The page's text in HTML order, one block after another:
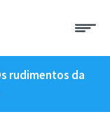
rudimentos da